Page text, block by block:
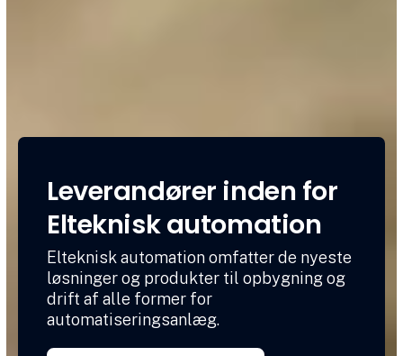
Leverandører inden for
Elteknisk automation
Elteknisk automation omfatter de nyeste
løsninger og produkter til opbygning og
drift af alle former for
automatiseringsanlæg.